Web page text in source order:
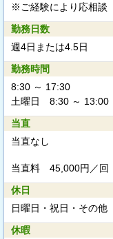
※ご経験により応相談
勤務日数
週4日または4.5日
勤務時間
8:30 ～ 17:30
土曜日 8:30 ～ 13:00
当直
当直なし
当直料 45,000円／回
休日
日曜日・祝日・その他
休暇